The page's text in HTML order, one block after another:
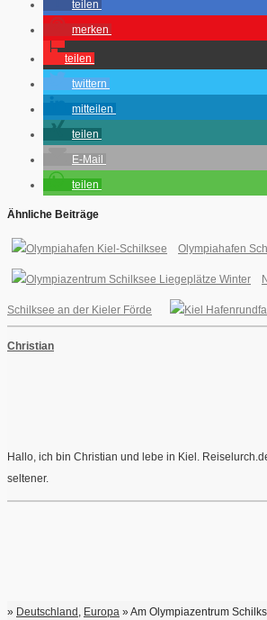
teilen
merken
teilen
twittern
mitteilen
teilen
E-Mail
teilen
Ähnliche Beiträge
Olympiahafen
Schilksee an der Kieler Förde
Christian
Hallo, ich bin Christian und lebe in Kiel.
seltener.
» Deutschland Europa » Am Olympiazentrum